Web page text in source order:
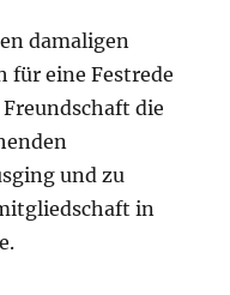
damaligen
für eine Festrede
die
und zu
in